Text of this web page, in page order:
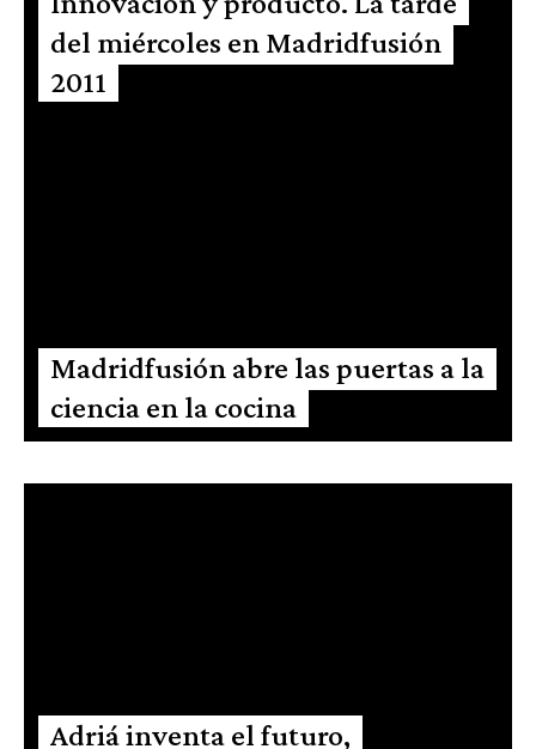
del miércoles en Madridfusión
2011
Madridfusión abre las puertas a la
ciencia en la cocina
Adriá inventa el futuro,